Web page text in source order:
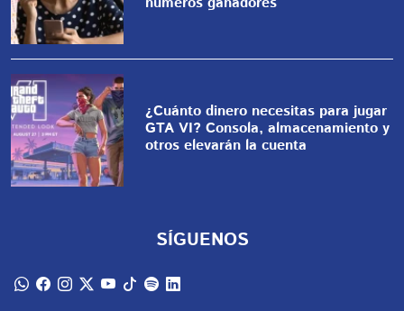
¿Cuánto dinero necesitas para jugar
GTA VI? Consola, almacenamiento y
otros elevarán la cuenta
SÍGUENOS